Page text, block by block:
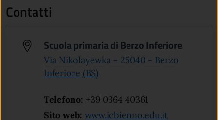
Contatti
Scuola primaria di Berzo Inferiore
Via Nikolayewka - 25040 - Berzo
Inferiore (BS)
Telefono: +39 0364 40361
Sito web: www.icbienno.edu.it(apre in